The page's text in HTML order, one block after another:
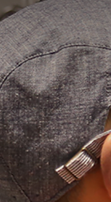
电子刊物
2026年/第2期（季
刊）
2026年/第1期（季
刊）
2025年/第4期（季
刊）